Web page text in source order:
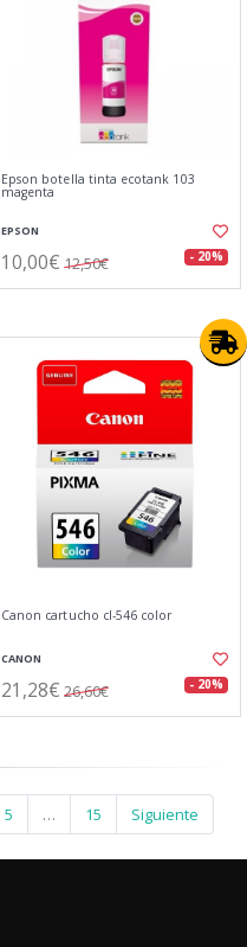
Epson botella tinta ecotank 103
magenta
EPSON
10,00€ 12,50€ - 20%
Canon cartucho cl-546 color
CANON
21,28€ 26,60€ - 20%
5 … 15 Siguiente